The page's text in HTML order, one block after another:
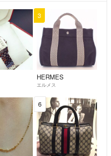
3
HERMES
エルメス
6